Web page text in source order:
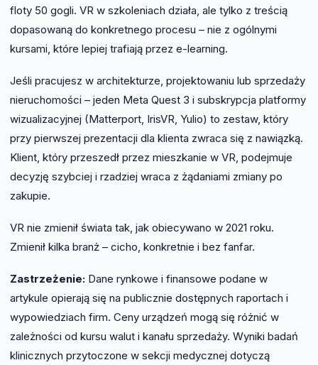
floty 50 gogli. VR w szkoleniach działa, ale tylko z treścią
dopasowaną do konkretnego procesu – nie z ogólnymi
kursami, które lepiej trafiają przez e-learning.
Jeśli pracujesz w architekturze, projektowaniu lub sprzedaży
nieruchomości – jeden Meta Quest 3 i subskrypcja platformy
wizualizacyjnej (Matterport, IrisVR, Yulio) to zestaw, który
przy pierwszej prezentacji dla klienta zwraca się z nawiązką.
Klient, który przeszedł przez mieszkanie w VR, podejmuje
decyzję szybciej i rzadziej wraca z żądaniami zmiany po
zakupie.
VR nie zmienił świata tak, jak obiecywano w 2021 roku.
Zmienił kilka branż – cicho, konkretnie i bez fanfar.
Zastrzeżenie: Dane rynkowe i finansowe podane w
artykule opierają się na publicznie dostępnych raportach i
wypowiedziach firm. Ceny urządzeń mogą się różnić w
zależności od kursu walut i kanału sprzedaży. Wyniki badań
klinicznych przytoczone w sekcji medycznej dotyczą